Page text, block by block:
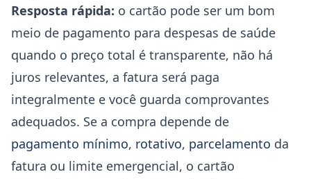
Resposta rápida: o cartão pode ser um bom
meio de pagamento para despesas de saúde
quando o preço total é transparente, não há
juros relevantes, a fatura será paga
integralmente e você guarda comprovantes
adequados. Se a compra depende de
pagamento mínimo, rotativo, parcelamento da
fatura ou limite emergencial, o cartão